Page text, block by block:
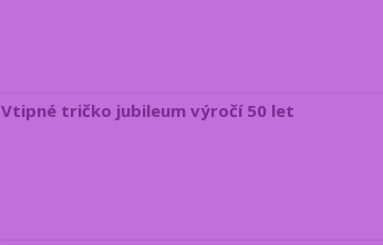
Vtipné tričko jubileum výročí 50 let